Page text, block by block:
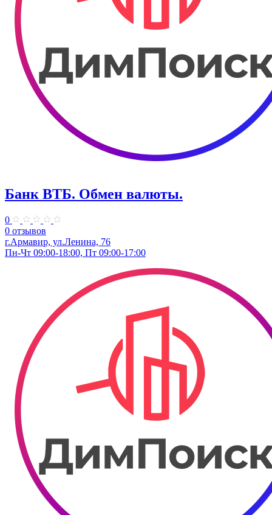
Банк ВТБ. Обмен валюты.
0
0 отзывов
г.Армавир, ул.Ленина, 76
Пн-Чт 09:00-18:00, Пт 09:00-17:00